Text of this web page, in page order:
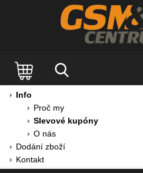
Info
Proč my
Slevové kupóny
O nás
Dodání zboží
Kontakt